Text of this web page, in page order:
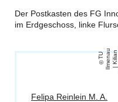
Der Postkasten des FG
im Erdgeschoss, linke
T
U
Il
m
e
n
a u
|
Kili
a n
Ki
r
c
h
h o
f
Felipa Reinlein M. A.